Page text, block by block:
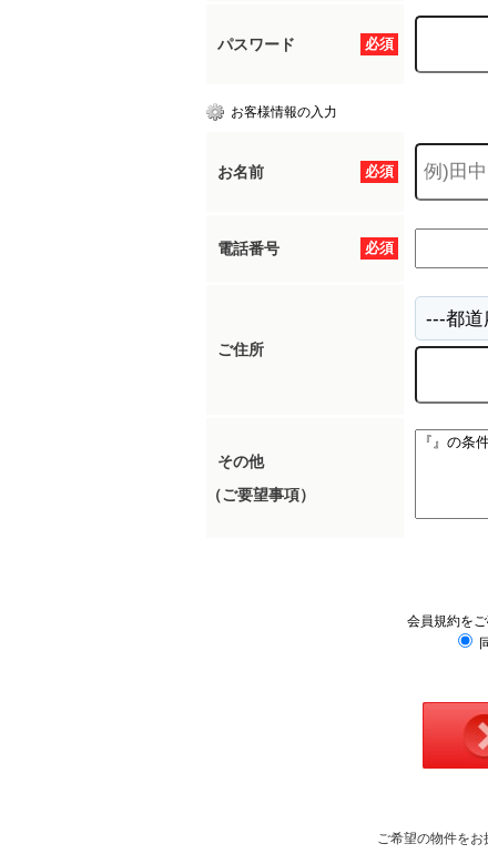
必須
パスワード
お客様情報の入力
必須
お名前
必須
電話番号
ご住所
その他
（ご要望事項）
会員規約を
ご希望の物件をお